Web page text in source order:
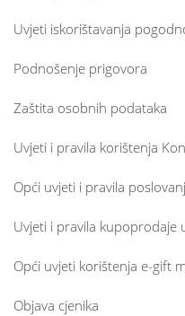
Uvjeti iskorištavanja
Podnošenje prigovora
Zaštita osobnih podataka
Uvjeti i pravila korištenja
Opći uvjeti i pravila
Uvjeti i pravila kupoprodaje
Opći uvjeti korištenja e-gift
Objava cjenika